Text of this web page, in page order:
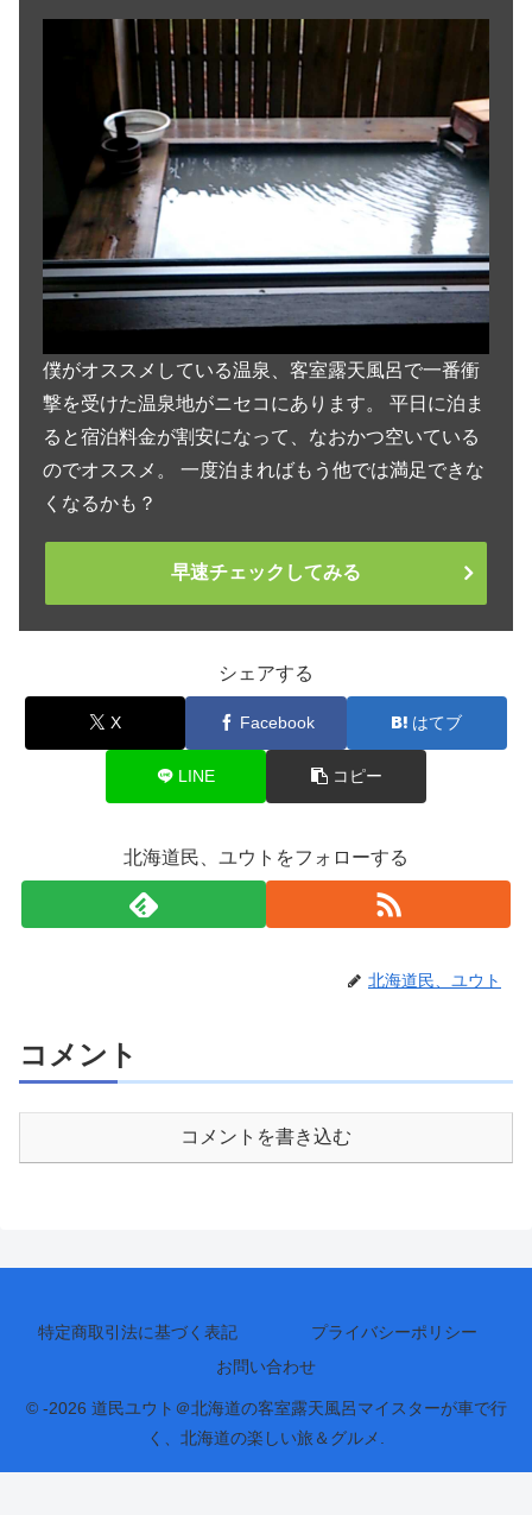
僕がオススメしている温泉、客室露天風呂で一番衝
撃を受けた温泉地がニセコにあります。 平日に泊ま
ると宿泊料金が割安になって、なおかつ空いている
のでオススメ。 一度泊まればもう他では満足できな
くなるかも？
早速チェックしてみる
シェアする
X Facebook はてブ
LINE コピー
北海道民、ユウトをフォローする
北海道民、ユウト
コメント
コメントを書き込む
特定商取引法に基づく表記
プライバシーポリシー
お問い合わせ
© -2026 道民ユウト＠北海道の客室露天風呂マイスターが車で行
く、北海道の楽しい旅＆グルメ.